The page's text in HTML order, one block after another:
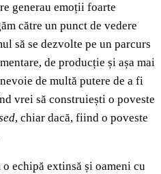
generau emoții foarte
către un punct de vedere
să se dezvolte pe un parcurs
de producție și așa mai
de multă putere de a fi
vrei să construiești o poveste
, chiar dacă, fiind o poveste
echipă extinsă și oameni cu